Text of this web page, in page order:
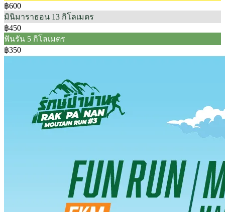
฿600
มินิมาราธอน 13 กิโลเมตร
฿450
ฟันรัน 5 กิโลเมตร
฿350